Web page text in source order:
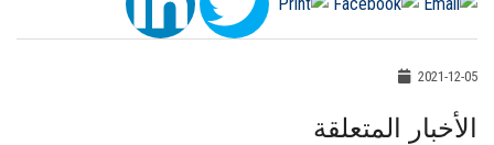
2021-12-05
الأخبار المتعلقة